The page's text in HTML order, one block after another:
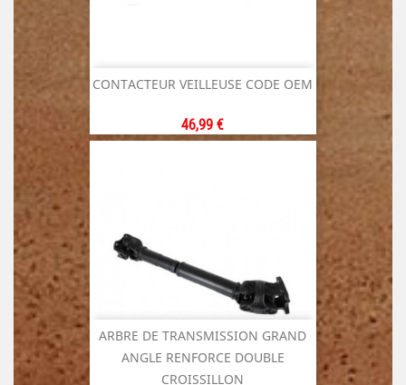
CONTACTEUR VEILLEUSE CODE OEM
Prix
46,99 €
ARBRE DE TRANSMISSION GRAND
ANGLE RENFORCE DOUBLE
CROISSILLON